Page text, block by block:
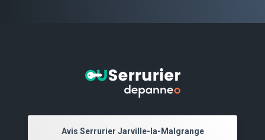
Avis Serrurier Jarville-la-Malgrange